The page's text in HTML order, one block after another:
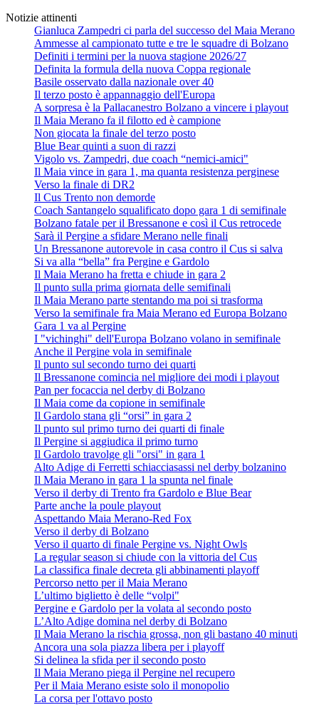
Notizie attinenti
Gianluca Zampedri ci parla del successo del Maia Merano
Ammesse al campionato tutte e tre le squadre di Bolzano
Definiti i termini per la nuova stagione 2026/27
Definita la formula della nuova Coppa regionale
Basile osservato dalla nazionale over 40
Il terzo posto è appannaggio dell'Europa
A sorpresa è la Pallacanestro Bolzano a vincere i playout
Il Maia Merano fa il filotto ed è campione
Non giocata la finale del terzo posto
Blue Bear quinti a suon di razzi
Vigolo vs. Zampedri, due coach “nemici-amici"
Il Maia vince in gara 1, ma quanta resistenza perginese
Verso la finale di DR2
Il Cus Trento non demorde
Coach Santangelo squalificato dopo gara 1 di semifinale
Bolzano fatale per il Bressanone e così il Cus retrocede
Sarà il Pergine a sfidare Merano nelle finali
Un Bressanone autorevole in casa contro il Cus si salva
Si va alla “bella” fra Pergine e Gardolo
Il Maia Merano ha fretta e chiude in gara 2
Il punto sulla prima giornata delle semifinali
Il Maia Merano parte stentando ma poi si trasforma
Verso la semifinale fra Maia Merano ed Europa Bolzano
Gara 1 va al Pergine
I "vichinghi" dell'Europa Bolzano volano in semifinale
Anche il Pergine vola in semifinale
Il punto sul secondo turno dei quarti
Il Bressanone comincia nel migliore dei modi i playout
Pan per focaccia nel derby di Bolzano
Il Maia come da copione in semifinale
Il Gardolo stana gli “orsi” in gara 2
Il punto sul primo turno dei quarti di finale
Il Pergine si aggiudica il primo turno
Il Gardolo travolge gli "orsi" in gara 1
Alto Adige di Ferretti schiacciasassi nel derby bolzanino
Il Maia Merano in gara 1 la spunta nel finale
Verso il derby di Trento fra Gardolo e Blue Bear
Parte anche la poule playout
Aspettando Maia Merano-Red Fox
Verso il derby di Bolzano
Verso il quarto di finale Pergine vs. Night Owls
La regular season si chiude con la vittoria del Cus
La classifica finale decreta gli abbinamenti playoff
Percorso netto per il Maia Merano
L’ultimo biglietto è delle “volpi"
Pergine e Gardolo per la volata al secondo posto
L’Alto Adige domina nel derby di Bolzano
Il Maia Merano la rischia grossa, non gli bastano 40 minuti
Ancora una sola piazza libera per i playoff
Si delinea la sfida per il secondo posto
Il Maia Merano piega il Pergine nel recupero
Per il Maia Merano esiste solo il monopolio
La corsa per l'ottavo posto